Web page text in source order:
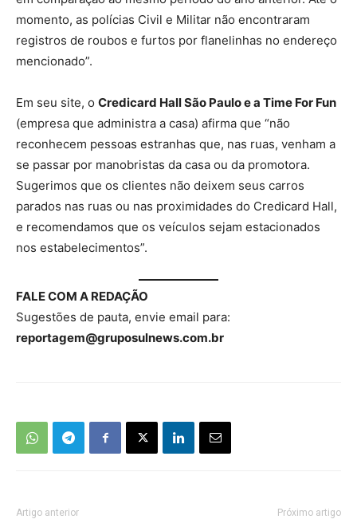
momento, as polícias Civil e Militar não encontraram
registros de roubos e furtos por flanelinhas no endereço
mencionado”.
Em seu site, o Credicard Hall São Paulo e a Time For Fun
(empresa que administra a casa) afirma que “não
reconhecem pessoas estranhas que, nas ruas, venham a
se passar por manobristas da casa ou da promotora.
Sugerimos que os clientes não deixem seus carros
parados nas ruas ou nas proximidades do Credicard Hall,
e recomendamos que os veículos sejam estacionados
nos estabelecimentos”.
FALE COM A REDAÇÃO
Sugestões de pauta, envie email para:
reportagem@gruposulnews.com.br
Artigo anterior Próximo artigo